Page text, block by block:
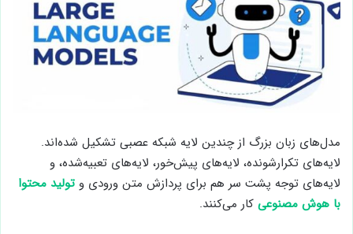
مدل‌های زبان بزرگ از چندین لایه شبکه عصبی تشکیل شده‌اند.
لایه‌های تکرارشونده، لایه‌های پیش‌خور، لایه‌های تعبیه‌شده، و
لایه‌های توجه پشت سر هم برای پردازش متن ورودی و تولید محتوا
با هوش مصنوعی کار می‌کنند.